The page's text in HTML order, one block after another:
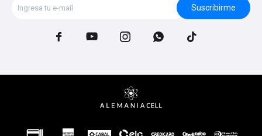
Suscribirme
    